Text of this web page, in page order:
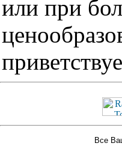
или при
Все